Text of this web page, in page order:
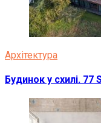
Архітектура
Будинок у схилі.